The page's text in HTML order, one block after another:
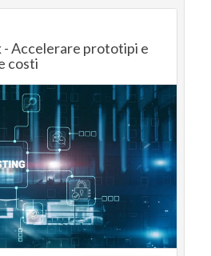
Accelerare prototipi e
costi